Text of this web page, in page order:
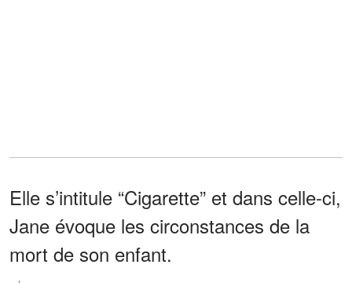
Elle s’intitule “Cigarette” et dans celle-ci,
Jane évoque les circonstances de la
mort de son enfant.